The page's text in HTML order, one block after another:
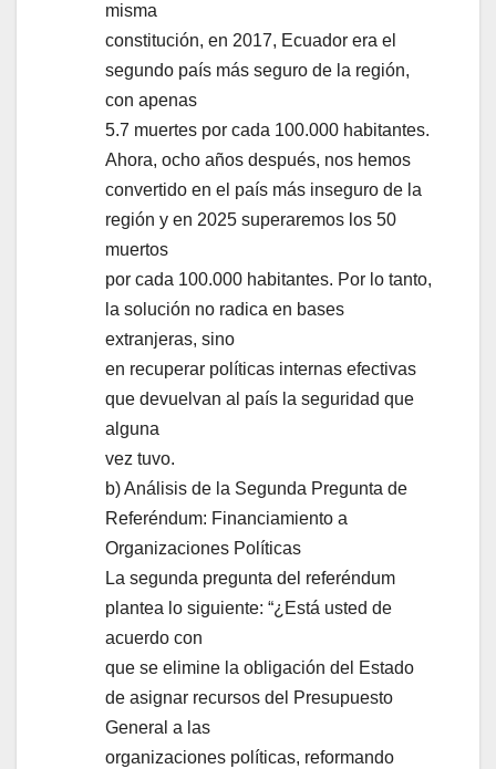
misma
constitución, en 2017, Ecuador era el
segundo país más seguro de la región,
con apenas
5.7 muertes por cada 100.000 habitantes.
Ahora, ocho años después, nos hemos
convertido en el país más inseguro de la
región y en 2025 superaremos los 50
muertos
por cada 100.000 habitantes. Por lo tanto,
la solución no radica en bases
extranjeras, sino
en recuperar políticas internas efectivas
que devuelvan al país la seguridad que
alguna
vez tuvo.
b) Análisis de la Segunda Pregunta de
Referéndum: Financiamiento a
Organizaciones Políticas
La segunda pregunta del referéndum
plantea lo siguiente: “¿Está usted de
acuerdo con
que se elimine la obligación del Estado
de asignar recursos del Presupuesto
General a las
organizaciones políticas, reformando